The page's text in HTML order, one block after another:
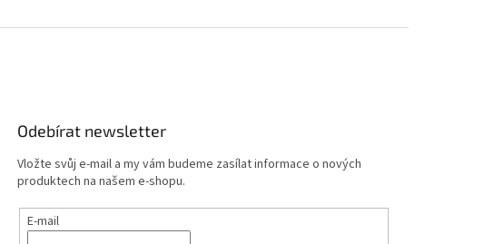
Odebírat newsletter
Vložte svůj e-mail a my vám budeme zasílat informace o nových
produktech na našem e-shopu.
E-mail